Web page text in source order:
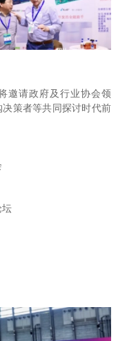
邀请政府及行业协会领
策者等共同探讨时代前